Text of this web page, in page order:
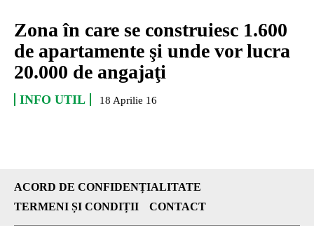
Zona în care se construiesc 1.600
de apartamente şi unde vor lucra
20.000 de angajaţi
INFO UTIL 18 Aprilie 16
ACORD DE CONFIDENȚIALITATE
TERMENI ȘI CONDIȚII
CONTACT